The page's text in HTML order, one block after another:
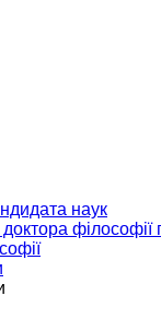
наук
філософії